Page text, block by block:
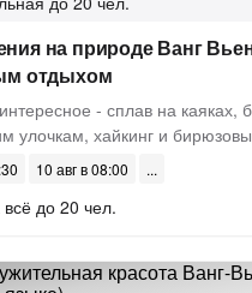
на природе Ванг
отдыхом
- сплав на каяках,
улочкам, хайкинг и
10 авг в 08:00
всё до 20 чел.